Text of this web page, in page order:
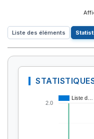
Liste des éléments
Liste d…
2.0